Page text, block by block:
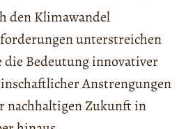
den Klimawandel
unterstreichen
Bedeutung innovativer
Anstrengungen
nachhaltigen Zukunft in